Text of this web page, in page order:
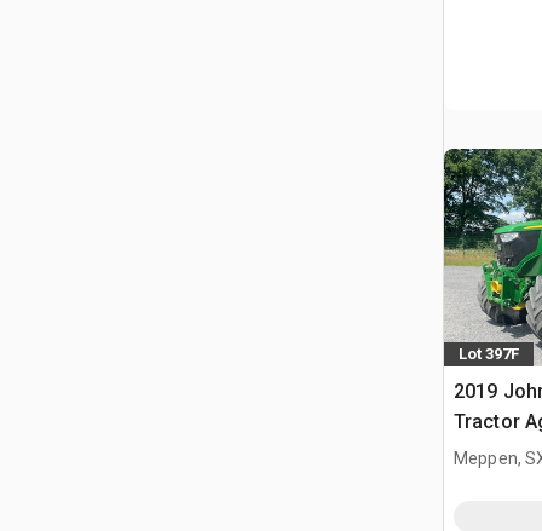
Lot 397F
2019
Tractor
Meppen,